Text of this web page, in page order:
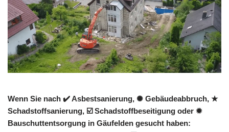
Wenn Sie nach ✔️ Asbestsanierung, ✺ Gebäudeabbruch, ★
Schadstoffsanierung, ☑️ Schadstoffbeseitigung oder ✹
Bauschuttentsorgung in Gäufelden gesucht haben: